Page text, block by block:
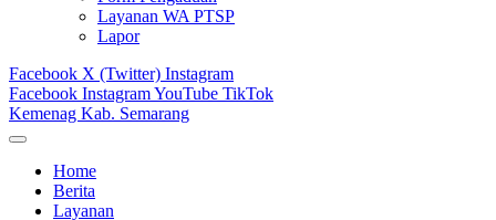
Layanan WA PTSP
Lapor
Facebook X (Twitter) Instagram
Facebook InstagramYouTube TikTok
Kemenag Kab. Semarang
Home
Berita
Layanan